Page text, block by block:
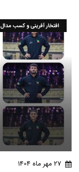
افتخار آفرینی و کسب مدال
27 مهر ماه 1404